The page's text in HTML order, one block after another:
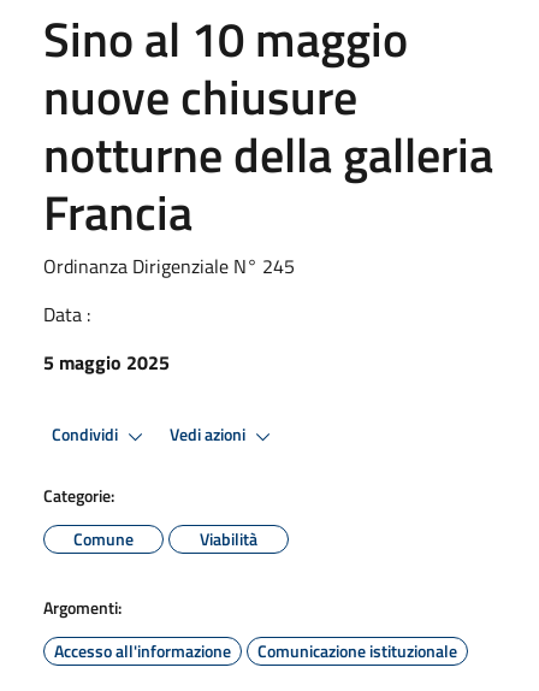
Sino al 10 maggio
nuove chiusure
notturne della galleria
Francia
Ordinanza Dirigenziale N° 245
Data :
5 maggio 2025
Condividi Vedi azioni
Categorie:
Comune
Viabilità
Argomenti:
Accesso all'informazione
Comunicazione istituzionale